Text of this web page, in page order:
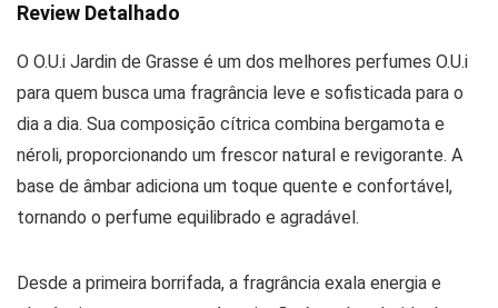
Review Detalhado
O O.U.i Jardin de Grasse é um dos melhores perfumes O.U.i
para quem busca uma fragrância leve e sofisticada para o
dia a dia. Sua composição cítrica combina bergamota e
néroli, proporcionando um frescor natural e revigorante. A
base de âmbar adiciona um toque quente e confortável,
tornando o perfume equilibrado e agradável.
Desde a primeira borrifada, a fragrância exala energia e